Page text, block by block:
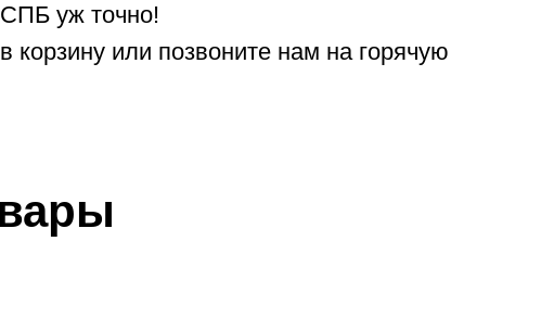
СПБ уж точно!
или позвоните нам на горячую